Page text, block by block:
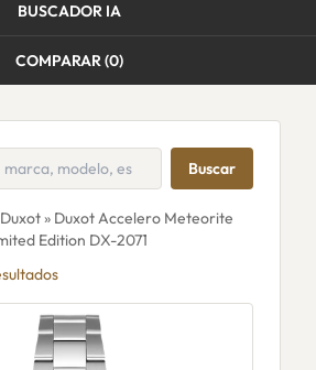
BUSCADOR IA
COMPARAR (0)
Buscar
Duxot» Duxot Accelero Meteorite
Edition DX-2071